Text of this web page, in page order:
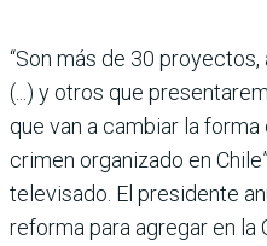
“Son más de 30
(...) y otros que
que van a cambiar la
crimen organizado en
televisado. El presidente
reforma para agregar en la